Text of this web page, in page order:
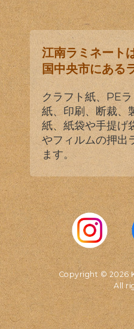
江南ラミネート
国中央市にある
クラフト紙、PE
紙、印刷、断裁、
紙、紙袋や手提げ
やフィルムの押出
ます。
Copyright © 2026
All